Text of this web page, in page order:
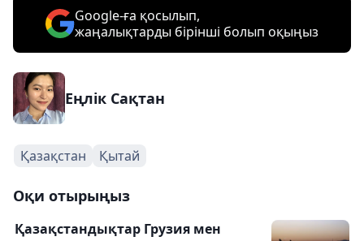
Google-ға қосылып,
жаңалықтарды бірінші болып оқыңыз
Еңлік Сақтан
Қазақстан Қытай
Оқи отырыңыз
Қазақстандықтар Грузия мен